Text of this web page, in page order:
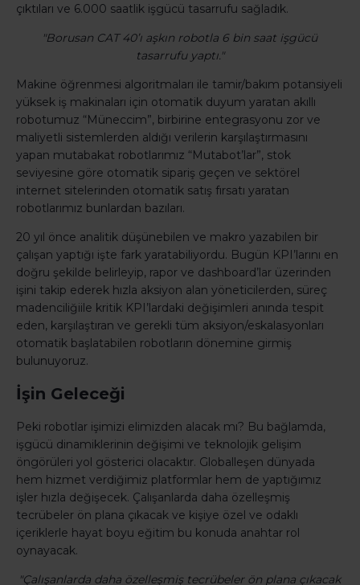
çıktıları ve 6.000 saatlik işgücü tasarrufu sağladık.
"Borusan CAT 40’ı aşkın robotla 6 bin saat işgücü
tasarrufu yaptı."
Makine öğrenmesi algoritmaları ile tamir/bakım potansiyeli
yüksek iş makinaları için otomatik duyum yaratan akıllı
robotumuz “Müneccim”, birbirine entegrasyonu zor ve
maliyetli sistemlerden aldığı verilerin karşılaştırmasını
yapan mutabakat robotlarımız “Mutabot’lar”, stok
seviyesine göre otomatik sipariş geçen ve sektörel
internet sitelerinden otomatik satış fırsatı yaratan
robotlarımız bunlardan bazıları.
20 yıl önce analitik düşünebilen ve makro yazabilen bir
çalışan yaptığı işte fark yaratabiliyordu. Bugün KPI’larını en
doğru şekilde belirleyip, rapor ve dashboard’lar üzerinden
işini takip ederek hızla aksiyon alan yöneticilerden, süreç
madenciliğiile kritik KPI’lardaki değişimleri anında tespit
eden, karşılaştıran ve gerekli tüm aksiyon/eskalasyonları
otomatik başlatabilen robotların dönemine girmiş
bulunuyoruz.
İşin Geleceği
Peki robotlar işimizi elimizden alacak mı? Bu bağlamda,
işgücü dinamiklerinin değişimi ve teknolojik gelişim
öngörüleri yol gösterici olacaktır. Globalleşen dünyada
hem hizmet verdiğimiz platformlar hem de yaptığımız
işler hızla değişecek. Çalışanlarda daha özelleşmiş
tecrübeler ön plana çıkacak ve kişiye özel ve odaklı
içeriklerle hayat boyu eğitim bu konuda anahtar rol
oynayacak.
"Çalışanlarda daha özelleşmiş tecrübeler ön plana çıkacak